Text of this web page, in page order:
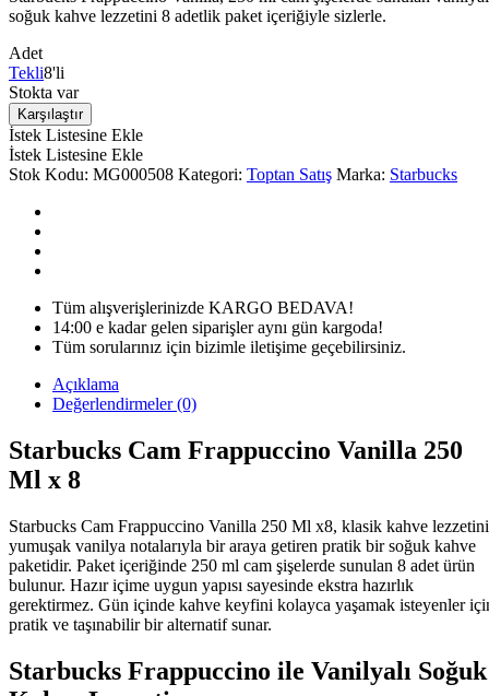
soğuk kahve lezzetini 8 adetlik paket içeriğiyle sizlerle.
Adet
Tekli8'li
Stokta var
Karşılaştır
İstek Listesine Ekle
İstek Listesine Ekle
Stok Kodu: MG000508 Kategori: Toptan Satış Marka: Starbucks
Tüm alışverişlerinizde KARGO BEDAVA!
14:00 e kadar gelen siparişler aynı gün kargoda!
Tüm sorularınız için bizimle iletişime geçebilirsiniz.
Açıklama
Değerlendirmeler (0)
Starbucks Cam Frappuccino Vanilla 250
Ml x 8
Starbucks Cam Frappuccino Vanilla 250 Ml x8, klasik kahve lezzetini
yumuşak vanilya notalarıyla bir araya getiren pratik bir soğuk kahve
paketidir. Paket içeriğinde 250 ml cam şişelerde sunulan 8 adet ürün
bulunur. Hazır içime uygun yapısı sayesinde ekstra hazırlık
gerektirmez. Gün içinde kahve keyfini kolayca yaşamak isteyenler
pratik ve taşınabilir bir alternatif sunar.
Starbucks Frappuccino ile Vanilyalı Soğuk